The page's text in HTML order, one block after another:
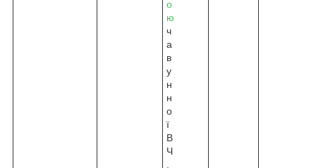
о
ю
ч
а
в
у
н
н
о
ї
В
Ч